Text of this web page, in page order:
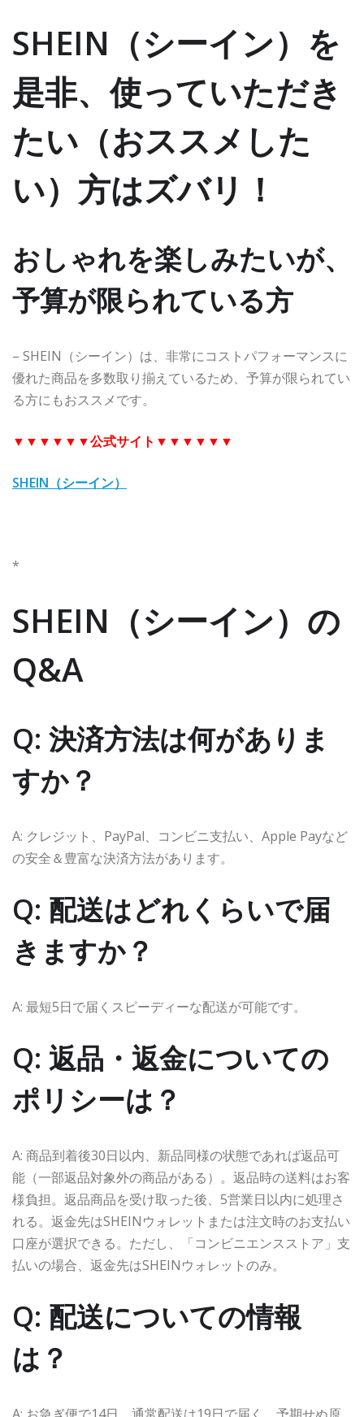
SHEIN（シーイン）を
是非、使っていただき
たい（おススメした
い）方はズバリ！
おしゃれを楽しみたいが、
予算が限られている方
– SHEIN（シーイン）は、非常にコストパフォーマンスに
優れた商品を多数取り揃えているため、予算が限られてい
る方にもおススメです。
▼▼▼▼▼▼公式サイト ▼▼▼▼▼▼
SHEIN（シーイン）
*
SHEIN（シーイン）の
Q&A
Q: 決済方法は何がありま
すか？
A: クレジット、PayPal、コンビニ支払い、Apple Payなど
の安全＆豊富な決済方法があります。
Q: 配送はどれくらいで届
きますか？
A: 最短5日で届くスピーディーな配送が可能です。
Q: 返品・返金についての
ポリシーは？
A: 商品到着後30日以内、新品同様の状態であれば返品可
能（一部返品対象外の商品がある）。返品時の送料はお客
様負担。返品商品を受け取った後、5営業日以内に処理さ
れる。返金先はSHEINウォレットまたは注文時のお支払い
口座が選択できる。ただし、「コンビニエンスストア」支
払いの場合、返金先はSHEINウォレットのみ。
Q: 配送についての情報
は？